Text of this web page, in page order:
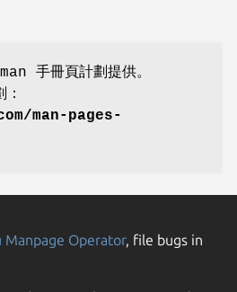
手冊頁計劃提供。
man-pages-
Manpage Operator, file bugs in